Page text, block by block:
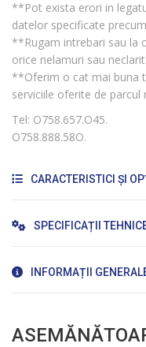
**Pot exista erori in
datelor specificate
**Rugam intrebari sau la
orice nelamuri sau
**Oferim o cat mai buna
serviciile oferite de
Tel: O758.657.O45.
O758.888.58O.
CARACTERISTICI ȘI
SPECIFICAȚII
INFORMAȚII